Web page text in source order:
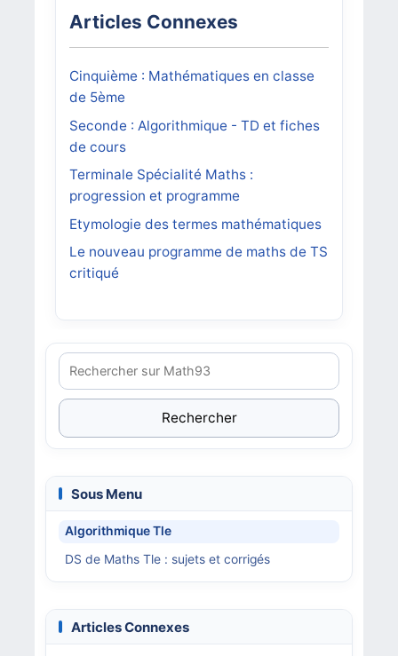
Articles Connexes
Cinquième : Mathématiques en classe
de 5ème
Seconde : Algorithmique - TD et fiches
de cours
Terminale Spécialité Maths :
progression et programme
Etymologie des termes mathématiques
Le nouveau programme de maths de TS
critiqué
Rechercher
Sous Menu
Algorithmique Tle
DS de Maths Tle : sujets et corrigés
Articles Connexes